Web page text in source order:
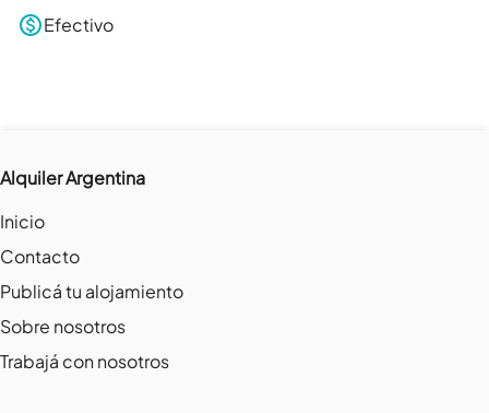
Efectivo
Alquiler Argentina
Inicio
Contacto
Publicá tu alojamiento
Sobre nosotros
Trabajá con nosotros